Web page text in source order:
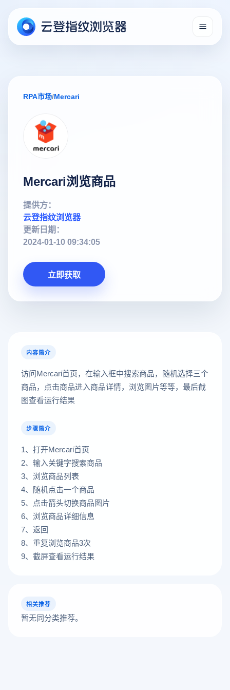
RPA市场/Mercari
Mercari浏览商品
提供方：
云登指纹浏览器
更新日期：
2024-01-10 09:34:05
立即获取
内容简介
访问Mercari首页，在输入框中搜索商品，随机选择三个
商品，点击商品进入商品详情，浏览图片等等，最后截
图查看运行结果
步骤简介
1、打开Mercari首页
2、输入关键字搜索商品
3、浏览商品列表
4、随机点击一个商品
5、点击箭头切换商品图片
6、浏览商品详细信息
7、返回
8、重复浏览商品3次
9、截屏查看运行结果
相关推荐
暂无同分类推荐。